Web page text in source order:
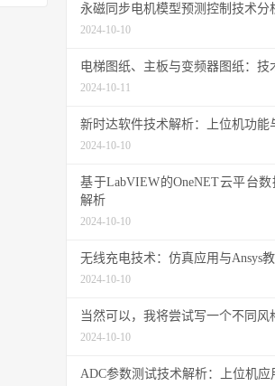
永磁同步电机模型预测控制技术分
2024-10-10
电梯图纸、主板与变频器图纸：技
2024-10-11
新时达软件技术解析：上位机功能
2024-10-10
基于LabVIEW的OneNET云平台
解析
2024-10-10
无线充电技术：仿真应用与Ansys
2024-10-10
当然可以，我将尝试写一个不同风
2024-10-10
ADC参数测试技术解析：上位机应